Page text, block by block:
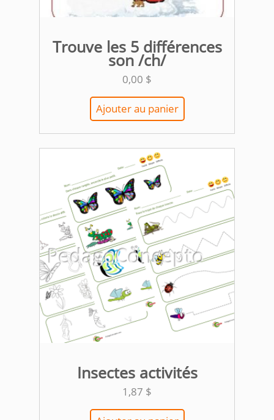
Trouve les 5 différences
son /ch/
0,00 $
Ajouter au panier
Insectes activités
1,87 $